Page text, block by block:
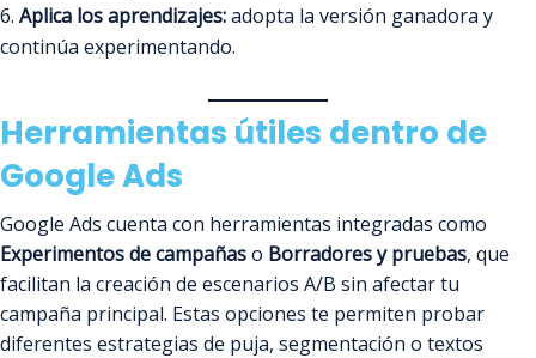
Aplica los aprendizajes:adopta la versión ganadora y
continúa experimentando.
Herramientas útiles dentro de
Google Ads
Google Ads cuenta con herramientas integradas como
Experimentos de campañaso Borradores y pruebas, que
facilitan la creación de escenarios A/B sin afectar tu
campaña principal. Estas opciones te permiten probar
diferentes estrategias de puja, segmentación o textos